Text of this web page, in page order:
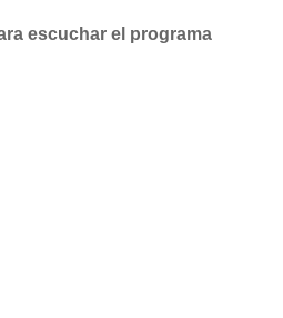
escuchar el programa